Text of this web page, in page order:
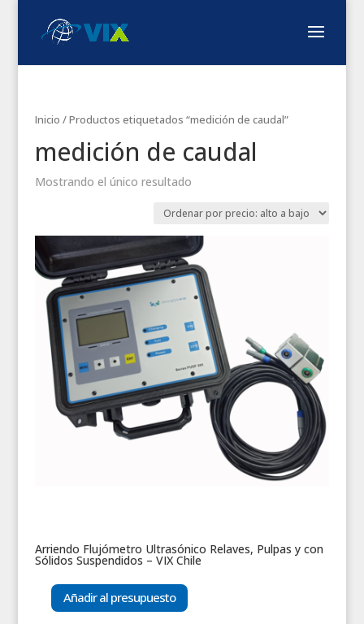
Inicio / Productos etiquetados “medición de caudal”
medición de caudal
Mostrando el único resultado
Arriendo Flujómetro Ultrasónico Relaves, Pulpas y con
Sólidos Suspendidos – VIX Chile
Añadir al presupuesto